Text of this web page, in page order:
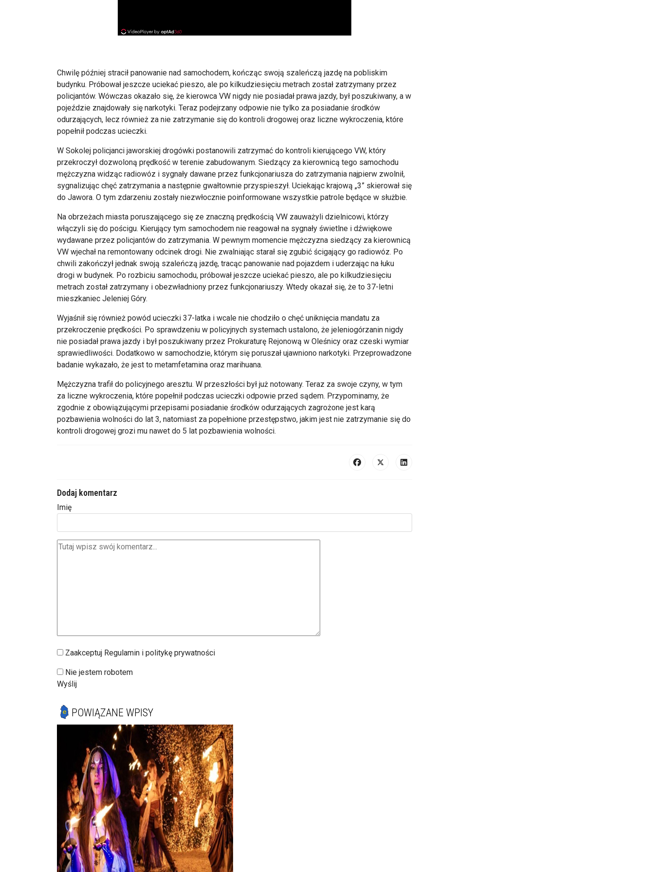
Chwilę później stracił panowanie nad samochodem, kończąc swoją szaleńczą jazdę na pobliskim
budynku. Próbował jeszcze uciekać pieszo, ale po kilkudziesięciu metrach został zatrzymany przez
policjantów. Wówczas okazało się, że kierowca VW nigdy nie posiadał prawa jazdy, był poszukiwany, a w
pojeździe znajdowały się narkotyki. Teraz podejrzany odpowie nie tylko za posiadanie środków
odurzających, lecz również za nie zatrzymanie się do kontroli drogowej oraz liczne wykroczenia, które
popełnił podczas ucieczki.
W Sokolej policjanci jaworskiej drogówki postanowili zatrzymać do kontroli kierującego VW, który
przekroczył dozwoloną prędkość w terenie zabudowanym. Siedzący za kierownicą tego samochodu
mężczyzna widząc radiowóz i sygnały dawane przez funkcjonariusza do zatrzymania najpierw zwolnił,
sygnalizując chęć zatrzymania a następnie gwałtownie przyspieszył. Uciekając krajową „3” skierował się
do Jawora. O tym zdarzeniu zostały niezwłocznie poinformowane wszystkie patrole będące w służbie.
Na obrzeżach miasta poruszającego się ze znaczną prędkością VW zauważyli dzielnicowi, którzy
włączyli się do pościgu. Kierujący tym samochodem nie reagował na sygnały świetlne i dźwiękowe
wydawane przez policjantów do zatrzymania. W pewnym momencie mężczyzna siedzący za kierownicą
VW wjechał na remontowany odcinek drogi. Nie zwalniając starał się zgubić ścigający go radiowóz. Po
chwili zakończył jednak swoją szaleńczą jazdę, tracąc panowanie nad pojazdem i uderzając na łuku
drogi w budynek. Po rozbiciu samochodu, próbował jeszcze uciekać pieszo, ale po kilkudziesięciu
metrach został zatrzymany i obezwładniony przez funkcjonariuszy. Wtedy okazał się, że to 37-letni
mieszkaniec Jeleniej Góry.
Wyjaśnił się również powód ucieczki 37-latka i wcale nie chodziło o chęć uniknięcia mandatu za
przekroczenie prędkości. Po sprawdzeniu w policyjnych systemach ustalono, że jeleniogórzanin nigdy
nie posiadał prawa jazdy i był poszukiwany przez Prokuraturę Rejonową w Oleśnicy oraz czeski wymiar
sprawiedliwości. Dodatkowo w samochodzie, którym się poruszał ujawniono narkotyki. Przeprowadzone
badanie wykazało, że jest to metamfetamina oraz marihuana.
Mężczyzna trafił do policyjnego aresztu. W przeszłości był już notowany. Teraz za swoje czyny, w tym
za liczne wykroczenia, które popełnił podczas ucieczki odpowie przed sądem. Przypominamy, że
zgodnie z obowiązującymi przepisami posiadanie środków odurzających zagrożone jest karą
pozbawienia wolności do lat 3, natomiast za popełnione przestępstwo, jakim jest nie zatrzymanie się do
kontroli drogowej grozi mu nawet do 5 lat pozbawienia wolności.
Dodaj komentarz
Imię
Zaakceptuj Regulamin i politykę prywatności
Nie jestem robotem
Wyślij
POWIĄZANE WPISY